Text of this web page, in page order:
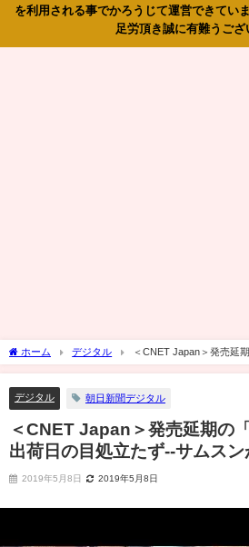
を利用される事でかろうじて運営できてい
足労頂き誠に有難うござ
ホーム デジタル
＜CNET Japan＞発売延
処立たず--サムスンが予約者にメール
デジタル 朝日新聞デジタル
＜CNET Japan＞発売延期の
出荷日の目処立たず--サムス
2019年5月8日 2019年5月8日